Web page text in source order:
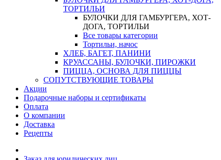
ТОРТИЛЬИ
БУЛОЧКИ ДЛЯ ГАМБУРГЕРА, ХОТ-
ДОГА, ТОРТИЛЬИ
Все товары категории
Тортильи, начос
ХЛЕБ, БАГЕТ, ПАНИНИ
КРУАССАНЫ, БУЛОЧКИ, ПИРОЖКИ
ПИЦЦА, ОСНОВА ДЛЯ ПИЦЦЫ
СОПУТСТВУЮЩИЕ ТОВАРЫ
Акции
Подарочные наборы и сертификаты
Оплата
О компании
Доставка
Рецепты